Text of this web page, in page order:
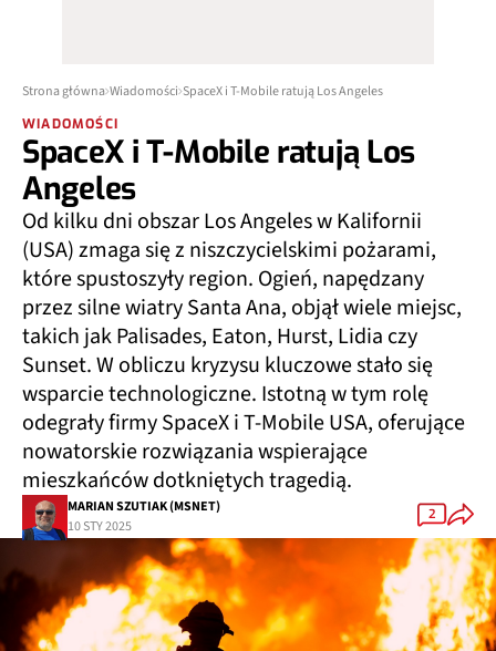
Strona główna Wiadomości SpaceX i T-Mobile ratują Los Angeles
WIADOMOŚCI
SpaceX i T-Mobile ratują Los
Angeles
Od kilku dni obszar Los Angeles w Kalifornii
(USA) zmaga się z niszczycielskimi pożarami,
które spustoszyły region. Ogień, napędzany
przez silne wiatry Santa Ana, objął wiele miejsc,
takich jak Palisades, Eaton, Hurst, Lidia czy
Sunset. W obliczu kryzysu kluczowe stało się
wsparcie technologiczne. Istotną w tym rolę
odegrały firmy SpaceX i T-Mobile USA, oferujące
nowatorskie rozwiązania wspierające
mieszkańców dotkniętych tragedią.
MARIAN SZUTIAK (MSNET)
10 STY 2025
2